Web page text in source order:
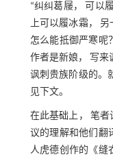
“纠纠葛屦， 可以
上可以履冰霜，
怎么能抵御严寒呢
作者是新娘， 写来
讽刺贵族阶级的。
见下文。
在此基础上， 笔
议的理解和他们翻
人虎德创作的《缝